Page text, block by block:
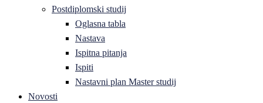
Postdiplomski studij
Oglasna tabla
Nastava
Ispitna pitanja
Ispiti
Nastavni plan Master studij
Novosti